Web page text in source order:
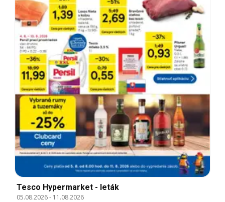
Tesco Hypermarket - leták
05.08.2026- 11.08.2026